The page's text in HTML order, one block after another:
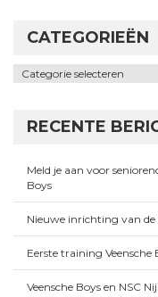
CATEGORIEËN
Categorieën
RECENTE
Meld je aan voor
Boys
Nieuwe inrichting van de
Eerste training Veensche
Veensche Boys en NSC